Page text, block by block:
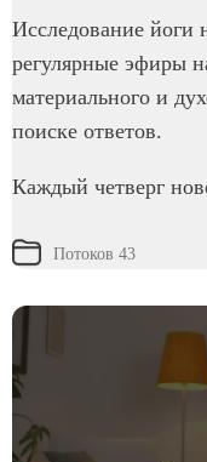
Исследование йоги
регулярные эфиры
материального и
поиске ответов.
Каждый четверг
Потоков 43